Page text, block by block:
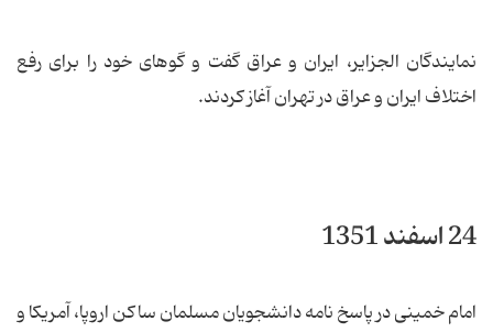
نمایندگان الجزایر، ایران و عراق گفت و گوهای خود را برای رفع
اختلاف ایران و عراق در تهران آغاز کردند.
24 اسفند 1351
امام خمینی در پاسخ نامه دانشجویان مسلمان ساکن اروپا، آمریکا و